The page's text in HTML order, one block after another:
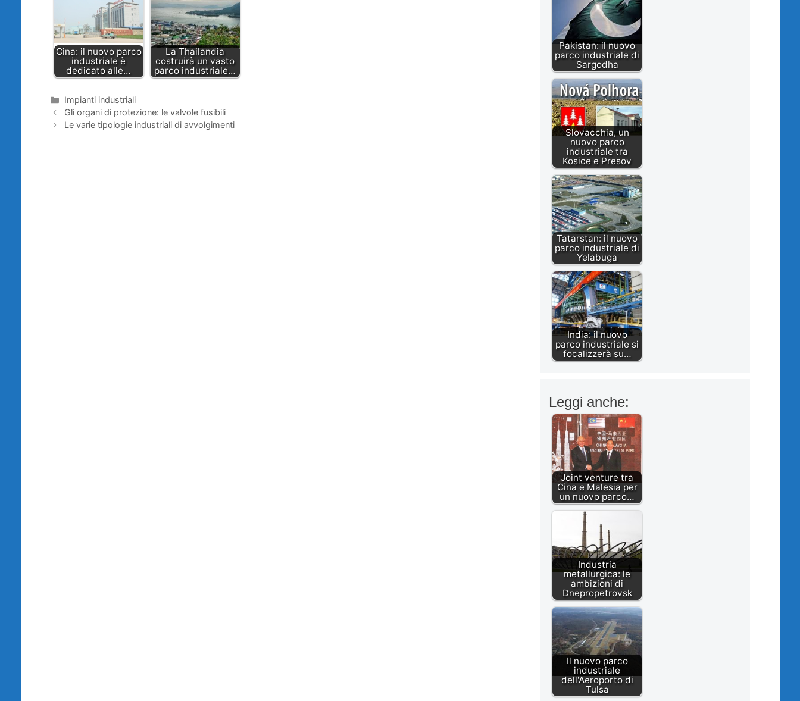
Cina: il nuovo parco
industriale è
dedicato alle…
La Thailandia
costruirà un vasto
parco industriale…
Categorie
Impianti industriali
Gli organi di protezione: le valvole fusibili
Le varie tipologie industriali di avvolgimenti
Pakistan: il nuovo
parco industriale di
Sargodha
Slovacchia, un
nuovo parco
industriale tra
Kosice e Presov
Tatarstan: il nuovo
parco industriale di
Yelabuga
India: il nuovo
parco industriale si
focalizzerà su…
Leggi anche:
Joint venture tra
Cina e Malesia per
un nuovo parco…
Industria
metallurgica: le
ambizioni di
Dnepropetrovsk
Il nuovo parco
industriale
dell'Aeroporto di
Tulsa